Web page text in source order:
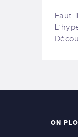
Faut-
ON